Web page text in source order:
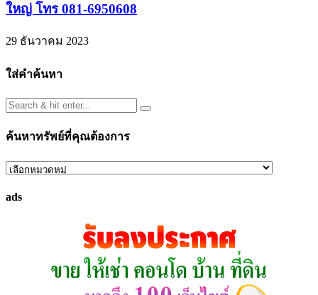
ใหญ่ โทร 081-6950608
29 ธันวาคม 2023
ใส่คำค้นหา
ค้นหาทรัพย์ที่คุณต้องการ
ค้นหา
ที่
ads